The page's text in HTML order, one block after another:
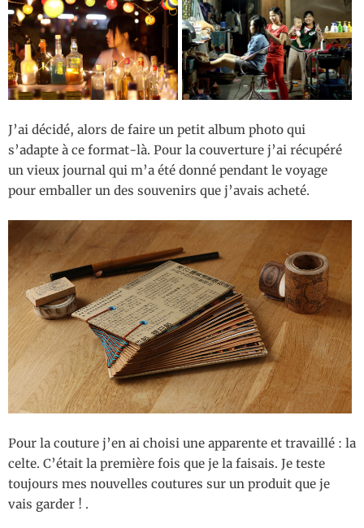
J’ai décidé, alors de faire un petit album photo qui
s’adapte à ce format-là. Pour la couverture j’ai récupéré
un vieux journal qui m’a été donné pendant le voyage
pour emballer un des souvenirs que j’avais acheté.
Pour la couture j’en ai choisi une apparente et travaillé : la
celte. C’était la première fois que je la faisais. Je teste
toujours mes nouvelles coutures sur un produit que je
vais garder ! .